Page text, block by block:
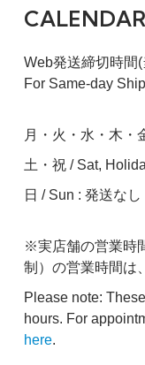
CALENDAR
Web発送締切時間
For Same-day
月・火・水・木・
土・祝 / Sat,
日 / Sun : 発送なし
※実店舗の営業時
制）の営業時間は、
Please note:
hours. For
here.